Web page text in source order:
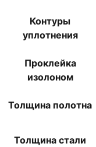
Контуры
уплотнения
Проклейка
изолоном
Толщина полотна
Толщина стали